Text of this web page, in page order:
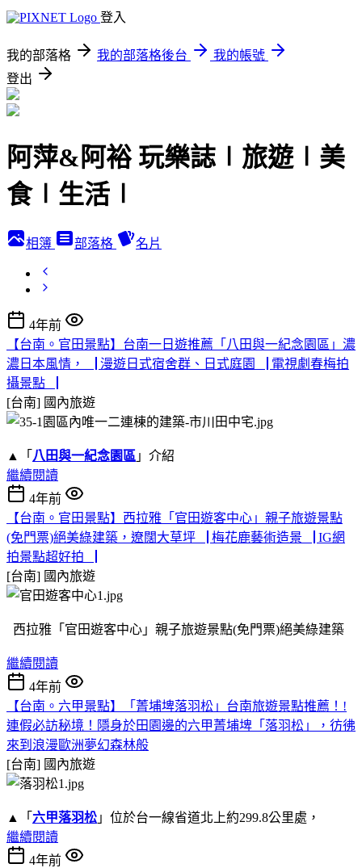
登入
我的部落格 我的部落格後台
我的帳號
登出
阿萍&阿裕 玩樂誌∣旅遊∣美
食∣生活∣
相簿 部落格 名片
4年前
【台南。官田景點】台南一日遊推薦「八田與一紀念園區」濃
濃日本風情，▕ 漫遊日式宿舍群、日式庭園▕ 電視劇春梅拍
攝景點▕
[台南] 國內旅遊
▲「 八田與一紀念園區 」介紹
繼續閱讀
4年前
【台南。官田景點】西拉雅「官田遊客中心」親子旅遊景點
(免門票)絕美綠建築，遼闊大草坪▕ 梅花鹿藝術造景▕ IG網
拍景點超好拍▕
[台南] 國內旅遊
西拉雅「官田遊客中心」親子旅遊景點(免門票)絕美綠建築
繼續閱讀
4年前
【台南。六甲景點】「菁埔埤落羽松」台南旅遊景點推薦！!
連假必訪秘境！隱身於田園邊的六甲菁埔埤「落羽松」，彷彿
來到浪漫歐洲夢幻森林般
[台南] 國內旅遊
▲「 六甲落羽松 」位於台一線省道北上約299.8公里處，
繼續閱讀
4年前